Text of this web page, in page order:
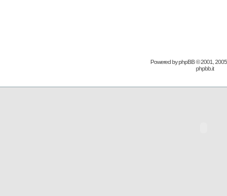
Powered byphpBB© 2001,
phpbb.it